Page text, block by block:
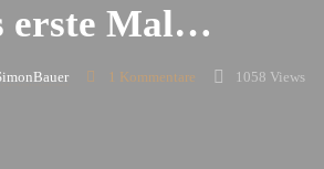
erste Mal…
1 Kommentare 1058 Views